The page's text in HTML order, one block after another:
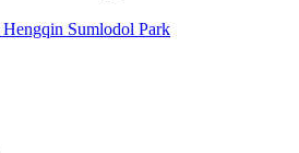
Sumlodol Park